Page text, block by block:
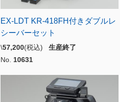
EX-LDT KR-418FH付きダブルレ
シーバーセット
\57,200(税込) 生産終了
No. 10631